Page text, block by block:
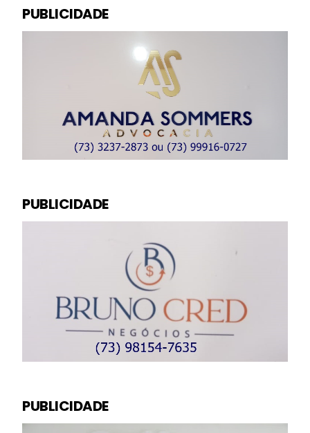
PUBLICIDADE
PUBLICIDADE
PUBLICIDADE